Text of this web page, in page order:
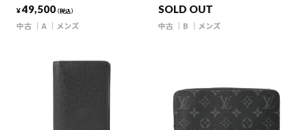
¥49,500（税込）
中古 A メンズ
SOLD OUT
中古 B メンズ